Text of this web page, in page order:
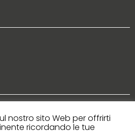
nostro sito Web per offrirti
ricordando le tue